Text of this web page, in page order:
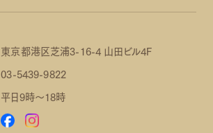
東京都港区芝浦3-16-4 山田ビル4F
03-5439-9822
平日9時～18時